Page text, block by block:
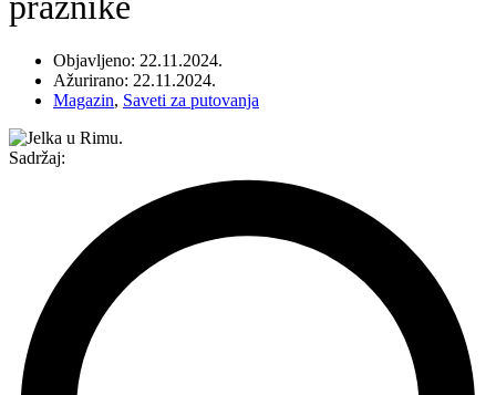
Objavljeno: 22.11.2024.
Ažurirano: 22.11.2024.
Magazin, Saveti za putovanja
Sadržaj: